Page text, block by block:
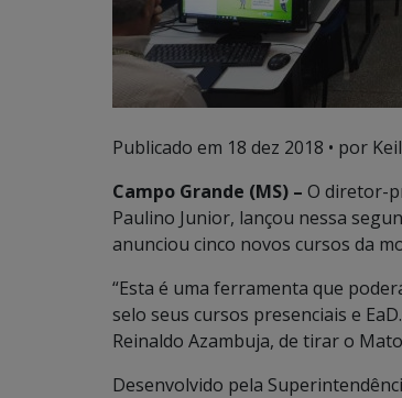
Publicado em 18 dez 2018 • por
Campo Grande (MS) – O diretor-
Paulino Junior, lançou nessa
anunciou cinco novos cursos da
“Esta é uma ferramenta que
selo seus cursos presenciais e
Reinaldo Azambuja, de tirar o
Desenvolvido pela